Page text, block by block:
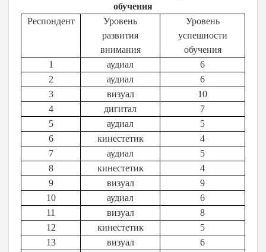
обучения
Респондент
Уровень
развития
внимания
Уровень
успешности
обучения
1
аудиал
6
2
аудиал
6
3
визуал
10
4
дигитал
7
5
аудиал
5
6
кинестетик
4
7
аудиал
5
8
кинестетик
4
9
визуал
9
10
аудиал
6
11
визуал
8
12
кинестетик
5
13
визуал 6